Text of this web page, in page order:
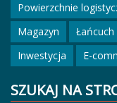
Powierzchnie
Magazyn
Inwestycja
E-
SZUKAJ NA